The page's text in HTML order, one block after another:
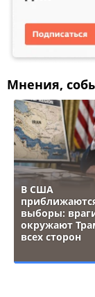
Мнения,
В США
выборы:
окружают
всех сторон